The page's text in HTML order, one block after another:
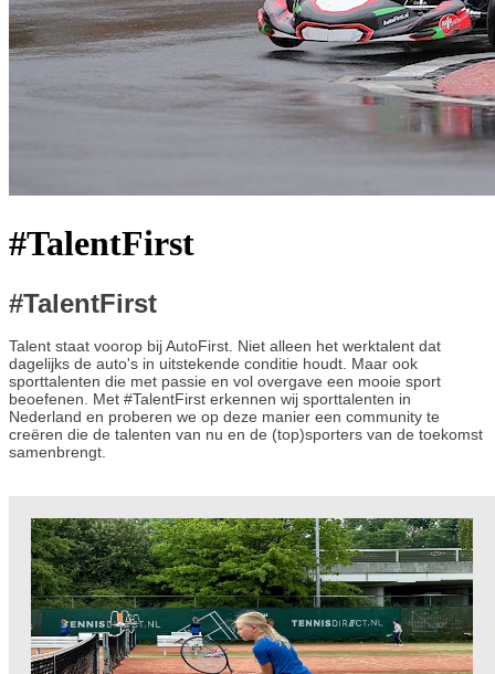
#TalentFirst
#TalentFirst
Talent staat voorop bij AutoFirst. Niet alleen het werktalent dat
dagelijks de auto's in uitstekende conditie houdt. Maar ook
sporttalenten die met passie en vol overgave een mooie sport
beoefenen. Met #TalentFirst erkennen wij sporttalenten in
Nederland en proberen we op deze manier een community te
creëren die de talenten van nu en de (top)sporters van de toekomst
samenbrengt.